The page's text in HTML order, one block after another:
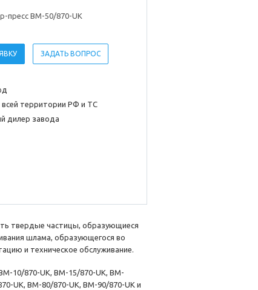
пресс BM-50/870-UK
ЗАДАТЬ ВОПРОС
всей территории РФ и ТС
дилер завода
твердые частицы, образующиеся
шлама, образующегося во
и техническое обслуживание.
10/870-UK, BM-15/870-UK, BM-
UK, BM-80/870-UK, BM-90/870-UK и